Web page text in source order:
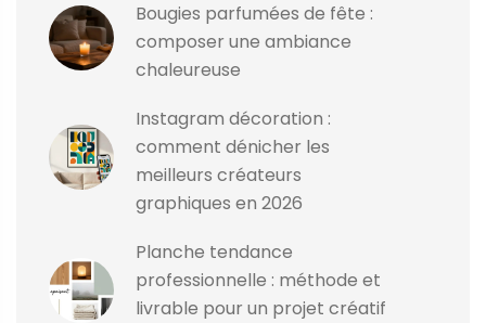
Bougies parfumées de fête :
composer une ambiance
chaleureuse
Instagram décoration :
comment dénicher les
meilleurs créateurs
graphiques en 2026
Planche tendance
professionnelle : méthode et
livrable pour un projet créatif